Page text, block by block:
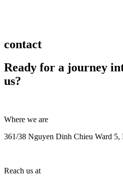
contact
Ready for a journey
us?
Where we are
361/38 Nguyen Dinh Chieu Ward
Reach us at